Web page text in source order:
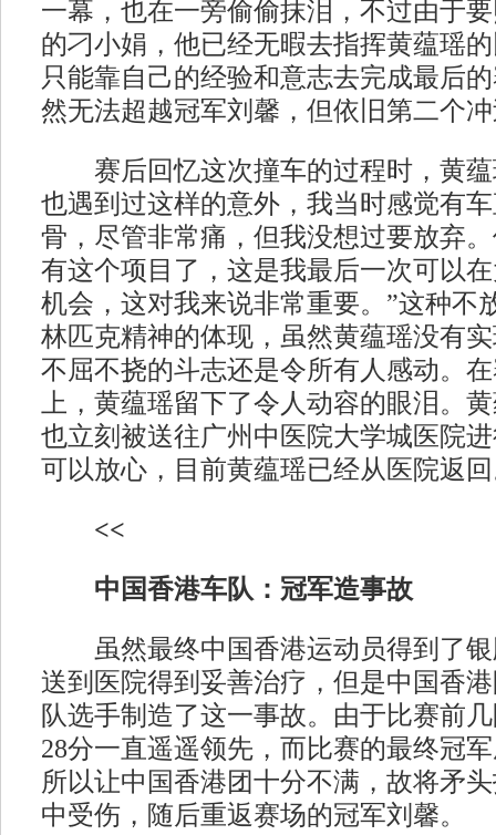
一幕，也在一旁偷偷抹泪，不过由于
的刁小娟，他已经无暇去指挥黄蕴瑶
只能靠自己的经验和意志去完成最后
然无法超越冠军刘馨，但依旧第二个
赛后回忆这次撞车的过程时，黄蕴
也遇到过这样的意外，我当时感觉有
骨，尽管非常痛，但我没想过要放弃
有这个项目了，这是我最后一次可以
机会，这对我来说非常重要。”这种不
林匹克精神的体现，虽然黄蕴瑶没有
不屈不挠的斗志还是令所有人感动。
上，黄蕴瑶留下了令人动容的眼泪。
也立刻被送往广州中医院大学城医院
可以放心，目前黄蕴瑶已经从医院返
<<
中国香港车队：冠军造事故
虽然最终中国香港运动员得到了银
送到医院得到妥善治疗，但是中国香
队选手制造了这一事故。由于比赛前
28分一直遥遥领先，而比赛的最终冠
所以让中国香港团十分不满，故将矛
中受伤，随后重返赛场的冠军刘馨。